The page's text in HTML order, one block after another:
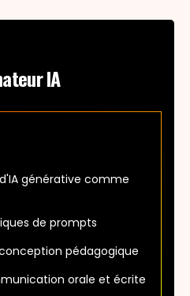
IA
générative comme
de prompts
pédagogique
orale et écrite